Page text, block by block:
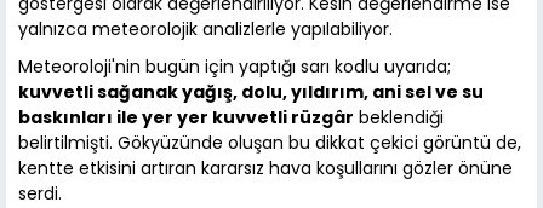
yalnızca meteorolojik analizlerle yapılabiliyor.
Meteoroloji'nin bugün için yaptığı sarı kodlu uyarıda;
kuvvetli sağanak yağış, dolu, yıldırım, ani sel ve su
baskınları ile yer yer kuvvetli rüzgâr beklendiği
belirtilmişti. Gökyüzünde oluşan bu dikkat çekici görüntü de,
kentte etkisini artıran kararsız hava koşullarını gözler önüne
serdi.